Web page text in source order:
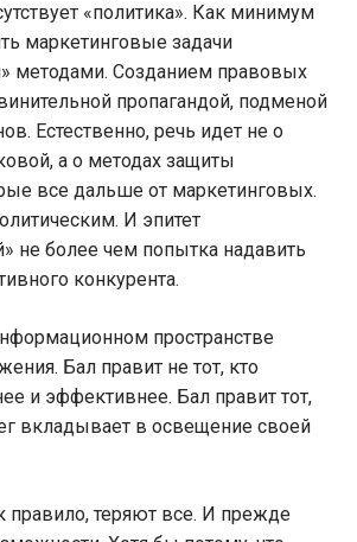
«политика». Как минимум
маркетинговые задачи
методами. Созданием правовых
пропагандой, подменой
Естественно, речь идет не о
а о методах защиты
все дальше от маркетинговых.
И эпитет
не более чем попытка надавить
конкурента.
пространстве
Бал правит не тот, кто
и эффективнее. Бал правит тот,
вкладывает в освещение своей
правило, теряют все. И прежде